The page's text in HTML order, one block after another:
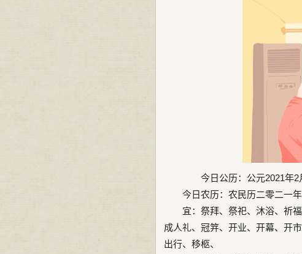
今日公历：公元2021年2
今日农历：农民历二零二一年
宜：祭拜、祭祀、沐浴、祈福
成人礼、冠笄、开业、开幕、开
出行、移柩、